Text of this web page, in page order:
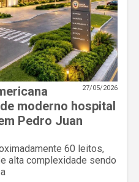
27/05/2026
moderno hospital
Pedro Juan
60 leitos,
alta complexidade sendo